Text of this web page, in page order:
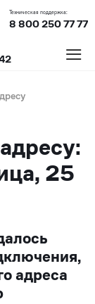
Техническая поддержка:
8 800 250 77 77
≡
25
адреса